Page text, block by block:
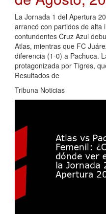
La Jornada 1 del Apertura
arrancó con partidos de alta
contundentes Cruz Azul
Atlas, mientras que FC
diferencia (1-0) a Pachuca.
protagonizada por Tigres,
Resultados de
Tribuna Noticias